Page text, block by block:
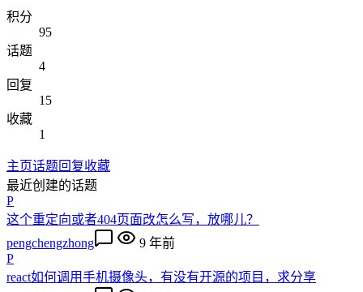
积分
95
话题
4
回复
15
收藏
1
主页话题回复收藏
最近创建的话题
P
这个重定向或者404页面改怎么写，放哪儿？
pengchengzhong
9 年前
P
react如何调用手机摄像头，有没有开源的项目，求分享